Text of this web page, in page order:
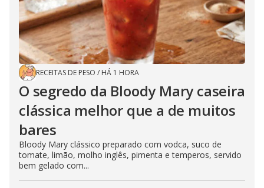
RECEITAS DE PESO / HÁ 1 HORA
O segredo da Bloody Mary caseira
clássica melhor que a de muitos
bares
Bloody Mary clássico preparado com vodca, suco de
tomate, limão, molho inglês, pimenta e temperos, servido
bem gelado com...